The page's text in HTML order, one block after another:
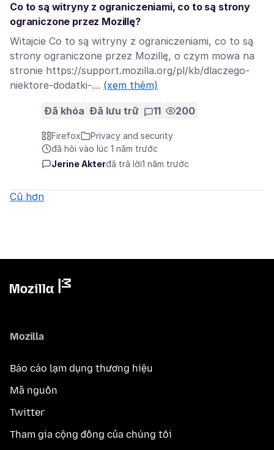
Co to są witryny z ograniczeniami, co to są strony
ograniczone przez Mozillę?
Witajcie Co to są witryny z ograniczeniami, co to są
strony ograniczone przez Mozillę, o czym mowa na
stronie https://support.mozilla.org/pl/kb/dlaczego-
niektore-dodatki-… (xem thêm)
Đã khóa Đã lưu trữ 11 200
Firefox
Privacy and security
đã hỏi vào lúc 1 năm trước
Jerine Akterđã trả lời1 năm trước
Cũ hơn
Mozilla
Báo cáo lạm dụng thương hiệu
Mã nguồn
Twitter
Tham gia cộng đồng của chúng tôi